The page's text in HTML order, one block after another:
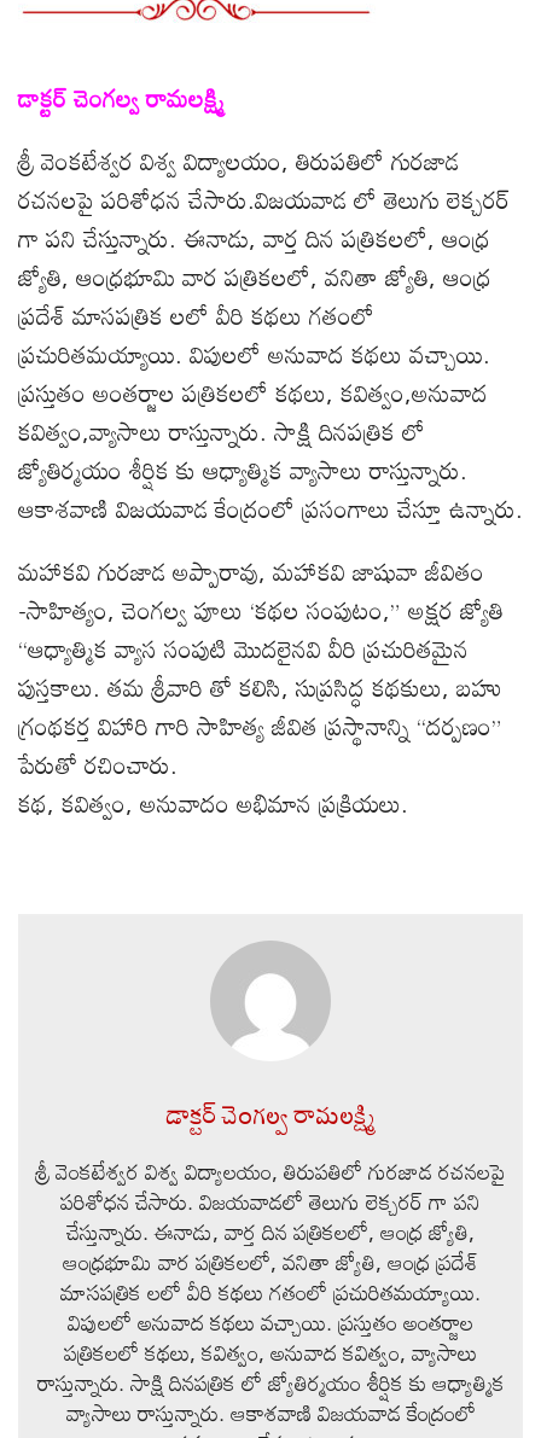
డాక్టర్ చెంగల్వ రామలక్ష్మి
శ్రీ వెంకటేశ్వర విశ్వ విద్యాలయం, తిరుపతిలో గురజాడ
రచనలపై పరిశోధన చేసారు.విజయవాడ లో తెలుగు లెక్చరర్
గా పని చేస్తున్నారు. ఈనాడు, వార్త దిన పత్రికలలో, ఆంధ్ర
జ్యోతి, ఆంధ్రభూమి వార పత్రికలలో, వనితా జ్యోతి, ఆంధ్ర
ప్రదేశ్ మాసపత్రిక లలో వీరి కథలు గతంలో
ప్రచురితమయ్యాయి. విపులలో అనువాద కథలు వచ్చాయి.
ప్రస్తుతం అంతర్జాల పత్రికలలో కథలు, కవిత్వం,అనువాద
కవిత్వం,వ్యాసాలు రాస్తున్నారు. సాక్షి దినపత్రిక లో
జ్యోతిర్మయం శీర్షిక కు ఆధ్యాత్మిక వ్యాసాలు రాస్తున్నారు.
ఆకాశవాణి విజయవాడ కేంద్రంలో ప్రసంగాలు చేస్తూ ఉన్నారు.
మహాకవి గురజాడ అప్పారావు, మహాకవి జాషువా జీవితం
-సాహిత్యం, చెంగల్వ పూలు ‘కథల సంపుటం,” అక్షర జ్యోతి
“ఆధ్యాత్మిక వ్యాస సంపుటి మొదలైనవి వీరి ప్రచురితమైన
పుస్తకాలు. తమ శ్రీవారి తో కలిసి, సుప్రసిద్ధ కథకులు, బహు
గ్రంథకర్త విహారి గారి సాహిత్య జీవిత ప్రస్థానాన్ని “దర్పణం”
పేరుతో రచించారు.
కథ, కవిత్వం, అనువాదం అభిమాన ప్రక్రియలు.
డాక్టర్ చెంగల్వ రామలక్ష్మి
శ్రీ వెంకటేశ్వర విశ్వ విద్యాలయం, తిరుపతిలో గురజాడ రచనలపై
పరిశోధన చేసారు. విజయవాడలో తెలుగు లెక్చరర్ గా పని
చేస్తున్నారు. ఈనాడు, వార్త దిన పత్రికలలో, ఆంధ్ర జ్యోతి,
ఆంధ్రభూమి వార పత్రికలలో, వనితా జ్యోతి, ఆంధ్ర ప్రదేశ్
మాసపత్రిక లలో వీరి కథలు గతంలో ప్రచురితమయ్యాయి.
విపులలో అనువాద కథలు వచ్చాయి. ప్రస్తుతం అంతర్జాల
పత్రికలలో కథలు, కవిత్వం, అనువాద కవిత్వం, వ్యాసాలు
రాస్తున్నారు. సాక్షి దినపత్రిక లో జ్యోతిర్మయం శీర్షిక కు ఆధ్యాత్మిక
వ్యాసాలు రాస్తున్నారు. ఆకాశవాణి విజయవాడ కేంద్రంలో